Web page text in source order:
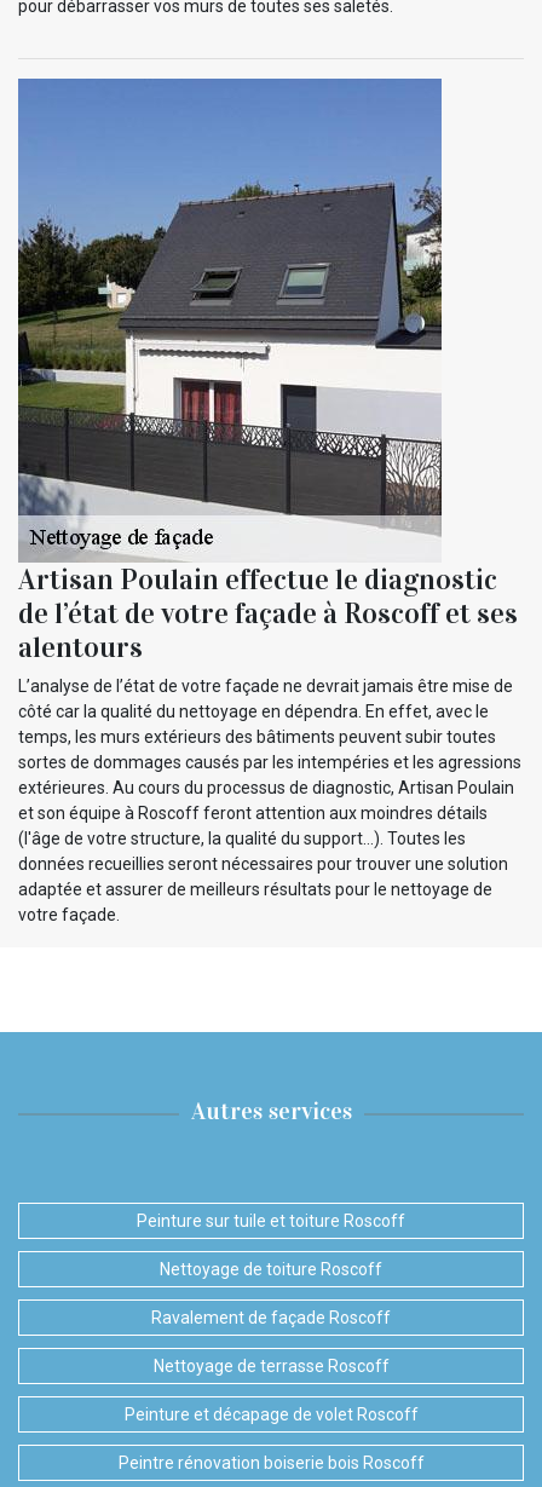
pour débarrasser vos murs de toutes ses saletés.
Artisan Poulain effectue le diagnostic
de l’état de votre façade à Roscoff et ses
alentours
L’analyse de l’état de votre façade ne devrait jamais être mise de
côté car la qualité du nettoyage en dépendra. En effet, avec le
temps, les murs extérieurs des bâtiments peuvent subir toutes
sortes de dommages causés par les intempéries et les agressions
extérieures. Au cours du processus de diagnostic, Artisan Poulain
et son équipe à Roscoff feront attention aux moindres détails
(l'âge de votre structure, la qualité du support…). Toutes les
données recueillies seront nécessaires pour trouver une solution
adaptée et assurer de meilleurs résultats pour le nettoyage de
votre façade.
Autres services
Peinture sur tuile et toiture Roscoff
Nettoyage de toiture Roscoff
Ravalement de façade Roscoff
Nettoyage de terrasse Roscoff
Peinture et décapage de volet Roscoff
Peintre rénovation boiserie bois Roscoff